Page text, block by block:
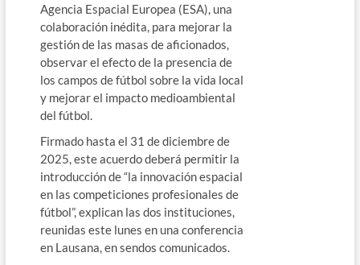
Agencia Espacial Europea (ESA), una
colaboración inédita, para mejorar la
gestión de las masas de aficionados,
observar el efecto de la presencia de
los campos de fútbol sobre la vida local
y mejorar el impacto medioambiental
del fútbol.
Firmado hasta el 31 de diciembre de
2025, este acuerdo deberá permitir la
introducción de “la innovación espacial
en las competiciones profesionales de
fútbol”, explican las dos instituciones,
reunidas este lunes en una conferencia
en Lausana, en sendos comunicados.